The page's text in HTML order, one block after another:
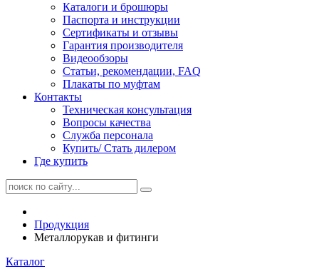
Каталоги и брошюры
Паспорта и инструкции
Сертификаты и отзывы
Гарантия производителя
Видеообзоры
Статьи, рекомендации, FAQ
Плакаты по муфтам
Контакты
Техническая консультация
Вопросы качества
Служба персонала
Купить/ Стать дилером
Где купить
Продукция
Металлорукав и фитинги
Каталог